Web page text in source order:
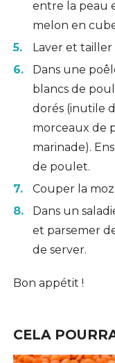
entre la peau
melon en
Laver et tailler
Dans une
blancs de
dorés (inutile
morceaux de
marinade).
de poulet.
Couper la
Dans un
et parsemer
de server.
Bon appétit !
CELA